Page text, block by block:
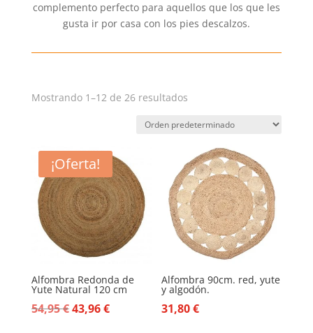
complemento perfecto para aquellos que los que les
gusta ir por casa con los pies descalzos.
Mostrando 1–12 de 26 resultados
¡Oferta!
Alfombra Redonda de
Yute Natural 120 cm
54,95€El
43,96€El
Alfombra 90cm. red, yute
y algodón.
31,80€